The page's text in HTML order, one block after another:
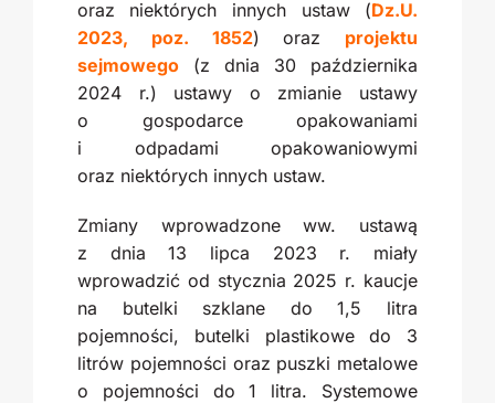
oraz niektórych innych ustaw (Dz.U.
2023, poz. 1852) oraz projektu
sejmowego(z dnia 30 października
2024 r.) ustawy o zmianie ustawy
o gospodarce opakowaniami
i odpadami opakowaniowymi
oraz niektórych innych ustaw.
Zmiany wprowadzone ww. ustawą
z dnia 13 lipca 2023 r. miały
wprowadzić od stycznia 2025 r. kaucje
na butelki szklane do 1,5 litra
pojemności, butelki plastikowe do 3
litrów pojemności oraz puszki metalowe
o pojemności do 1 litra. Systemowe